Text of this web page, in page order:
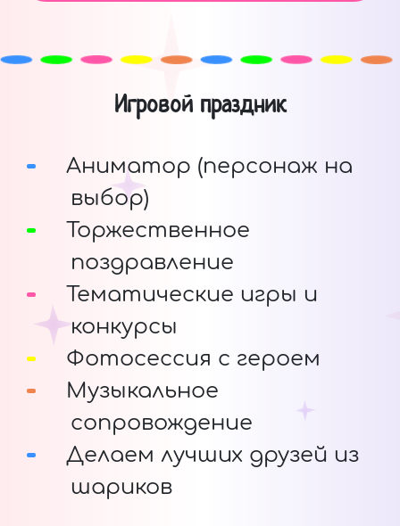
Игровой праздник
Аниматор (персонаж на
выбор)
Торжественное
поздравление
Тематические игры и
конкурсы
Фотосессия с героем
Музыкальное
сопровождение
Делаем лучших друзей из
шариков